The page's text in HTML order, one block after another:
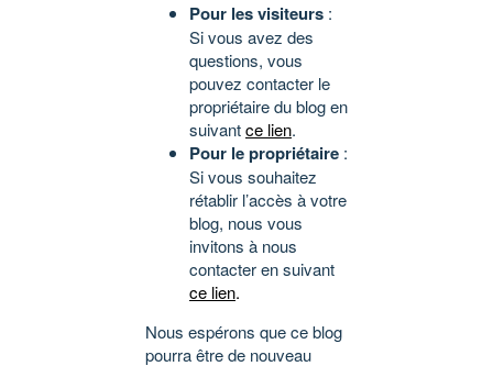
Pour les visiteurs :
Si vous avez des
questions, vous
pouvez contacter le
propriétaire du blog en
suivantce lien.
Pour le propriétaire :
Si vous souhaitez
rétablir l’accès à votre
blog, nous vous
invitons à nous
contacter en suivant
ce lien.
Nous espérons que ce blog
pourra être de nouveau